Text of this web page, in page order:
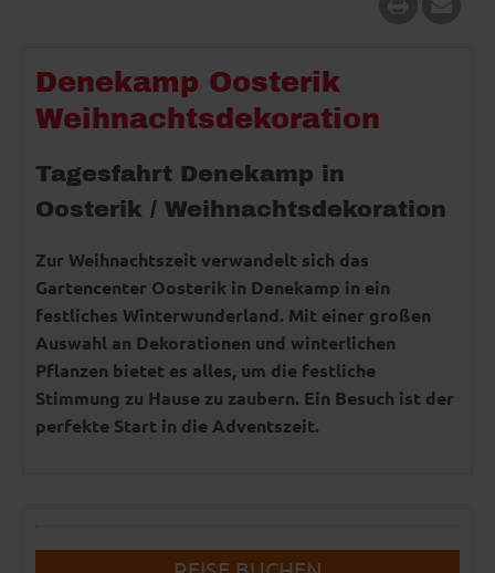
Denekamp Oosterik
Weihnachtsdekoration
Tagesfahrt Denekamp in
Oosterik / Weihnachtsdekoration
Zur Weihnachtszeit verwandelt sich das
Gartencenter Oosterik in Denekamp in ein
festliches Winterwunderland. Mit einer großen
Auswahl an Dekorationen und winterlichen
Pflanzen bietet es alles, um die festliche
Stimmung zu Hause zu zaubern. Ein Besuch ist der
perfekte Start in die Adventszeit.